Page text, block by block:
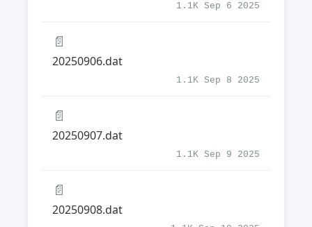
1.1K Sep 6 2025
📄
20250906.dat
1.1K Sep 8 2025
📄
20250907.dat
1.1K Sep 9 2025
📄
20250908.dat